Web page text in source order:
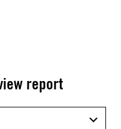
report